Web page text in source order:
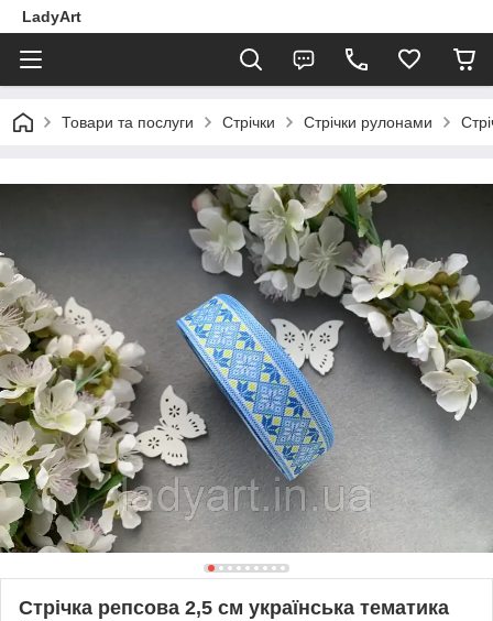
LadyArt
Товари та послуги Стрічки Стрічки рулонами
Стрічка репсова 2,5 см українська тематика